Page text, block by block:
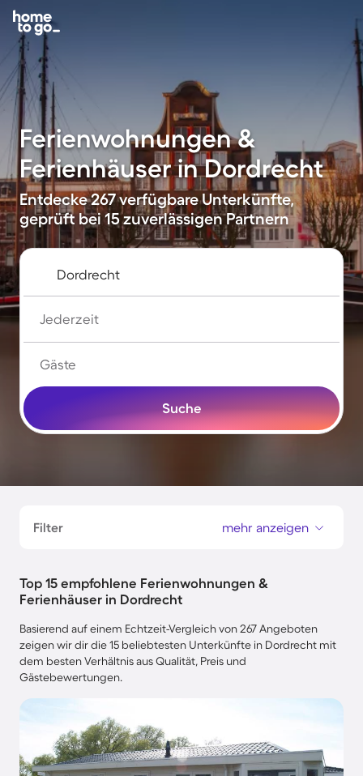
Ferienwohnungen &
Ferienhäuser in Dordrecht
Entdecke 267 verfügbare Unterkünfte,
geprüft bei 15 zuverlässigen Partnern
Jederzeit
Gäste
Suche
Filter mehr anzeigen
Top 15 empfohlene Ferienwohnungen &
Ferienhäuser in Dordrecht
Basierend auf einem Echtzeit-Vergleich von 267 Angeboten
zeigen wir dir die 15 beliebtesten Unterkünfte in Dordrecht mit
dem besten Verhältnis aus Qualität, Preis und
Gästebewertungen.